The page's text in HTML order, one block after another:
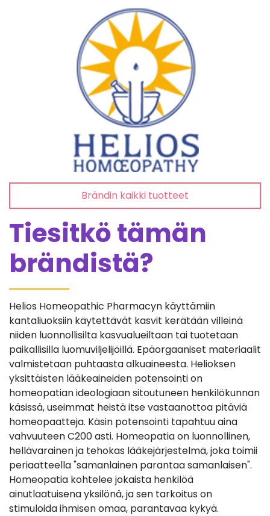
Brändin kaikki tuotteet
Tiesitkö tämän
brändistä?
Helios Homeopathic Pharmacyn käyttämiin
kantaliuoksiin käytettävät kasvit kerätään villeinä
niiden luonnollisilta kasvualueiltaan tai tuotetaan
paikallisilla luomuviljelijöillä. Epäorgaaniset materiaalit
valmistetaan puhtaasta alkuaineesta. Helioksen
yksittäisten lääkeaineiden potensointi on
homeopatian ideologiaan sitoutuneen henkilökunnan
käsissä, useimmat heistä itse vastaanottoa pitäviä
homeopaatteja. Käsin potensointi tapahtuu aina
vahvuuteen C200 asti. Homeopatia on luonnollinen,
hellävarainen ja tehokas lääkejärjestelmä, joka toimii
periaatteella "samanlainen parantaa samanlaisen".
Homeopatia kohtelee jokaista henkilöä
ainutlaatuisena yksilönä, ja sen tarkoitus on
stimuloida ihmisen omaa, parantavaa kykyä.